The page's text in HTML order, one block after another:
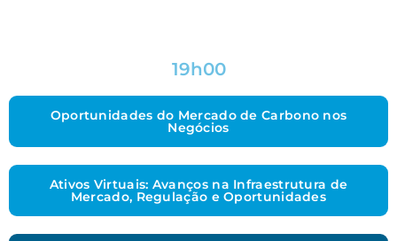
19h00
Oportunidades do Mercado de Carbono nos
Negócios
Ativos Virtuais: Avanços na Infraestrutura de
Mercado, Regulação e Oportunidades